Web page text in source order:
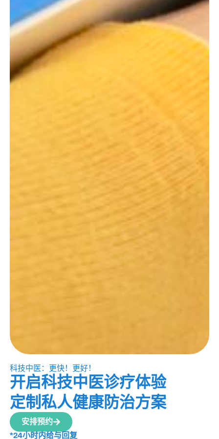
科技中医：更快！更好！
开启科技中医诊疗体验
定制私人健康防治方案
安排预约
*24小时内给与回复